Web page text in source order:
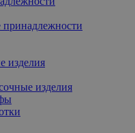
принадлежности
изделия
изделия